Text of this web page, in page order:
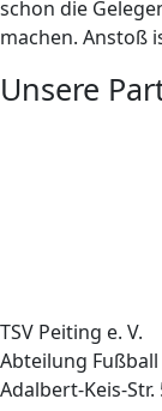
schon die
machen. Anstoß
Unsere
TSV Peiting e. V.
Abteilung Fußball
Adalbert-Keis-Str.